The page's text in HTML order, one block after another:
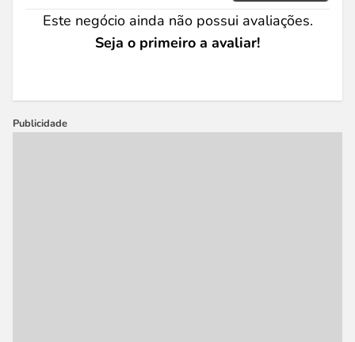
Este negócio ainda não possui avaliações.
Seja o primeiro a avaliar!
Publicidade